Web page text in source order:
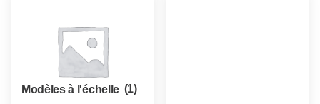
Modèles à l'échelle (1)